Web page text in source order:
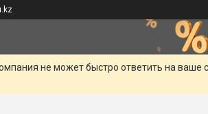
не может быстро ответить на